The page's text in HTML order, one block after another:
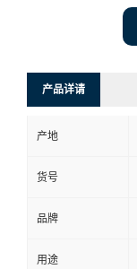
产品详请
产地
货号
品牌
用途